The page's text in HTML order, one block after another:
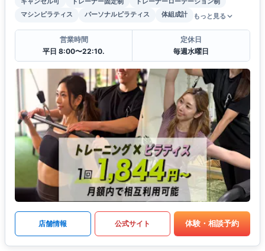
マシンピラティス
パーソナルピラティス 体組成計 もっと見る
営業時間
平日 8:00〜22:10.
定休日
毎週水曜日
店舗情報 公式サイト 体験・相談予約